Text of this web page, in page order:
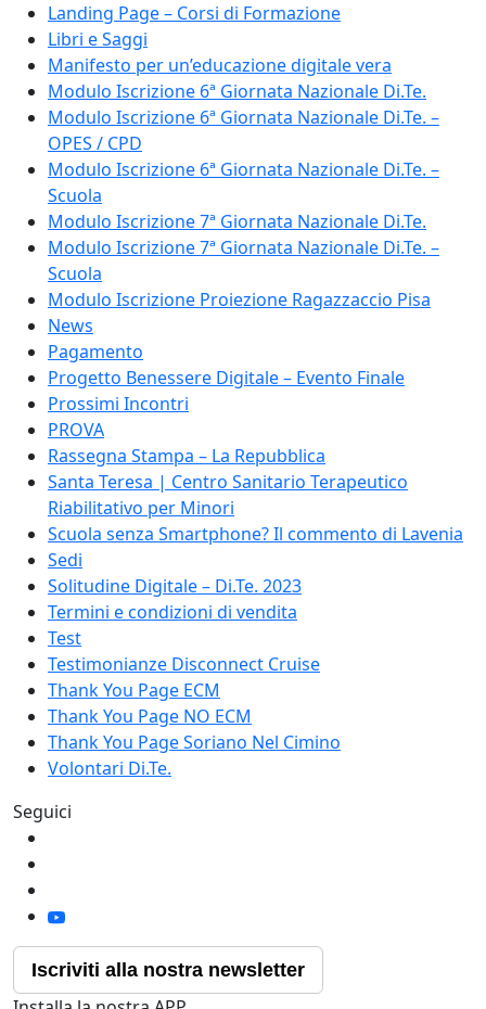
Landing Page – Corsi di Formazione
Libri e Saggi
Manifesto per un’educazione digitale vera
Modulo Iscrizione 6ª Giornata Nazionale Di.Te.
Modulo Iscrizione 6ª Giornata Nazionale Di.Te. –
OPES / CPD
Modulo Iscrizione 6ª Giornata Nazionale Di.Te. –
Scuola
Modulo Iscrizione 7ª Giornata Nazionale Di.Te.
Modulo Iscrizione 7ª Giornata Nazionale Di.Te. –
Scuola
Modulo Iscrizione Proiezione Ragazzaccio Pisa
News
Pagamento
Progetto Benessere Digitale – Evento Finale
Prossimi Incontri
PROVA
Rassegna Stampa – La Repubblica
Santa Teresa | Centro Sanitario Terapeutico
Riabilitativo per Minori
Scuola senza Smartphone? Il commento di Lavenia
Sedi
Solitudine Digitale – Di.Te. 2023
Termini e condizioni di vendita
Test
Testimonianze Disconnect Cruise
Thank You Page ECM
Thank You Page NO ECM
Thank You Page Soriano Nel Cimino
Volontari Di.Te.
Seguici
Iscriviti alla nostra newsletter